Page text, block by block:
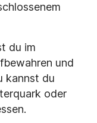
du im
und
kannst du
oder